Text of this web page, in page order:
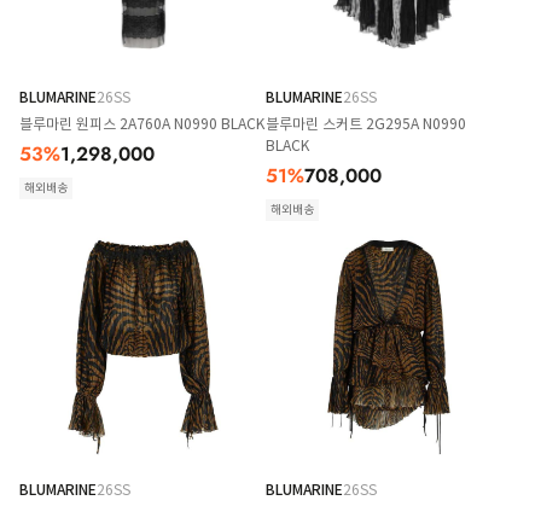
BLUMARINE26SS
블루마린 원피스 2A760A N0990 BLACK
53%1,298,000
해외배송
BLUMARINE26SS
블루마린 스커트 2G295A N0990
BLACK
51%708,000
해외배송
BLUMARINE26SS
BLUMARINE26SS